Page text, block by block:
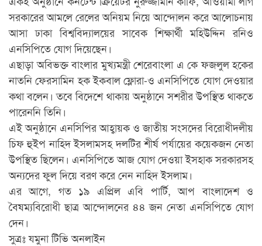
সরকারের আমলে রেলের অনিয়ম নিয়ে আন্দোলন করে আলোচনায়
আসা ঢাকা বিশ্ববিদ্যালয়ের সাবেক শিক্ষার্থী মহিউদ্দিন রনিও
এনসিপিতে যোগ দিয়েছেন।
এছাড়া অবিভক্ত বাংলার মুখ্যমন্ত্রী শেরেবাংলা এ কে ফজলুল হকের
নাতনি ফেরসামিন হক ইকবাল ফ্লোরা-ও এনসিপিতে যোগ দেওয়ার
কথা বলেন। তবে বিদেশে থাকায় অনুষ্ঠানে সশরীর উপস্থিত থাকতে
পারেননি তিনি।
এই অনুষ্ঠানে এনসিপির আহ্বায়ক ও জাতীয় সংসদের বিরোধীদলীয়
চিফ হুইপ নাহিদ ইসলামসহ দলটির শীর্ষ পর্যায়ের কয়েকজন নেতা
উপস্থিত ছিলেন। এনসিপিতে আজ যোগ দেওয়া ইসহাক সরকারসহ
অন্যদের ফুল দিয়ে বরণ করে নেন নাহিদ ইসলাম।
এর আগে, গত ১৯ এপ্রিল এবি পার্টি, আপ বাংলাদেশ ও
বৈষম্যবিরোধী ছাত্র আন্দোলনের ৪৪ জন নেতা এনসিপিতে যোগ
দেন।
সুত্রঃ যমুনা টিভি অনলাইন